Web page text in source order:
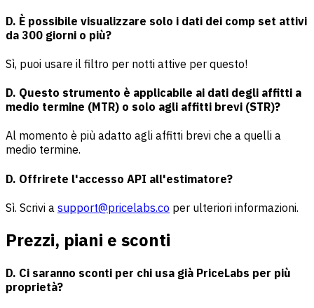
D. È possibile visualizzare solo i dati dei comp set attivi
da 300 giorni o più?
Sì, puoi usare il filtro per notti attive per questo!
D. Questo strumento è applicabile ai dati degli affitti a
medio termine (MTR) o solo agli affitti brevi (STR)?
Al momento è più adatto agli affitti brevi che a quelli a
medio termine.
D. Offrirete l'accesso API all'estimatore?
Sì. Scrivi a support@pricelabs.co per ulteriori informazioni.
Prezzi, piani e sconti
D. Ci saranno sconti per chi usa già PriceLabs per più
proprietà?